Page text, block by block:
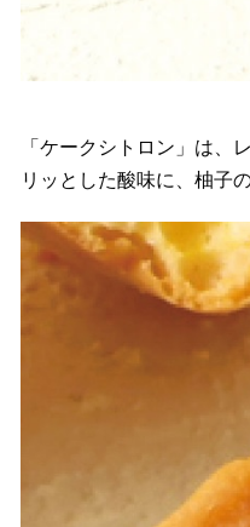
「ケークシトロン」は、
リッとした酸味に、柚子